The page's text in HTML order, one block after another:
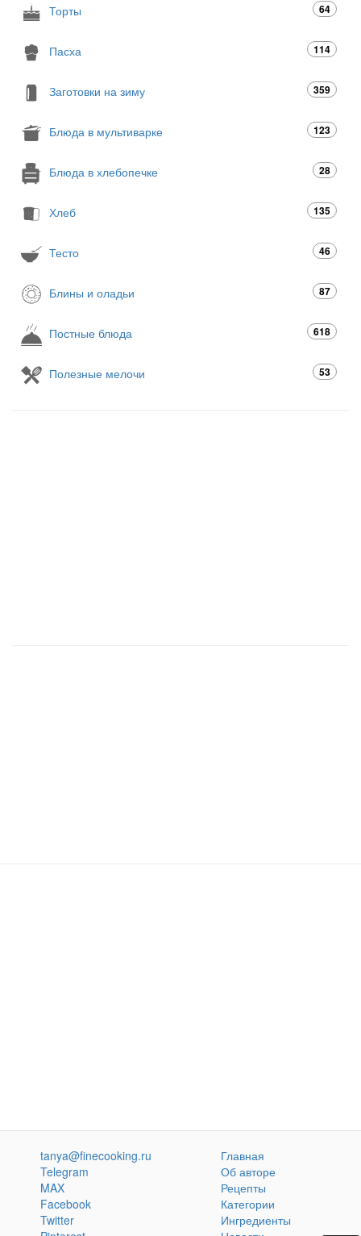
Торты 64
Пасха 114
Заготовки на зиму 359
Блюда в мультиварке 123
Блюда в хлебопечке 28
Хлеб 135
Тесто 46
Блины и оладьи 87
Постные блюда 618
Полезные мелочи 53
tanya@finecooking.ru
Telegram
MAX
Facebook
Twitter
Главная
Об авторе
Рецепты
Категории
Ингредиенты